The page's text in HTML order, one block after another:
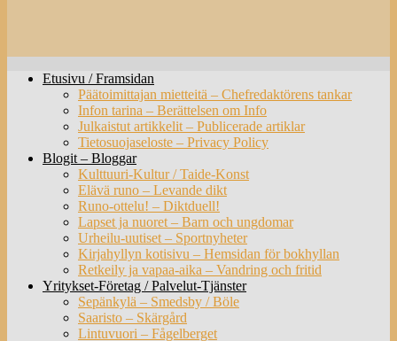
Etusivu / Framsidan
Päätoimittajan mietteitä – Chefredaktörens tankar
Infon tarina – Berättelsen om Info
Julkaistut artikkelit – Publicerade artiklar
Tietosuojaseloste – Privacy Policy
Blogit – Bloggar
Kulttuuri-Kultur / Taide-Konst
Elävä runo – Levande dikt
Runo-ottelu! – Diktduell!
Lapset ja nuoret – Barn och ungdomar
Urheilu-uutiset – Sportnyheter
Kirjahyllyn kotisivu – Hemsidan för bokhyllan
Retkeily ja vapaa-aika – Vandring och fritid
Yritykset-Företag / Palvelut-Tjänster
Sepänkylä – Smedsby / Böle
Saaristo – Skärgård
Lintuvuori – Fågelberget